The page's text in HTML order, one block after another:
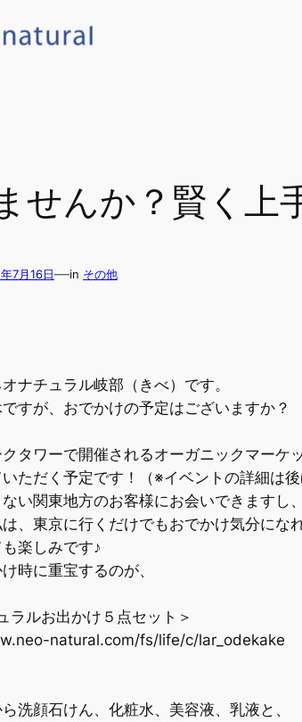
せんか？賢く上
7月16日—in その他
ナチュラル岐部（きべ）です。
すが、おでかけの予定はございますか？
タワーで開催されるオーガニックマーケ
ただく予定です！（※イベントの詳細は後
い関東地方のお客様にお会いできますし、
、東京に行くだけでもおでかけ気分にな
楽しみです♪
時に重宝するのが、
ルお出かけ５点セット＞
natural.com/fs/life/c/lar_odekake
洗顔石けん、化粧水、美容液、乳液と、